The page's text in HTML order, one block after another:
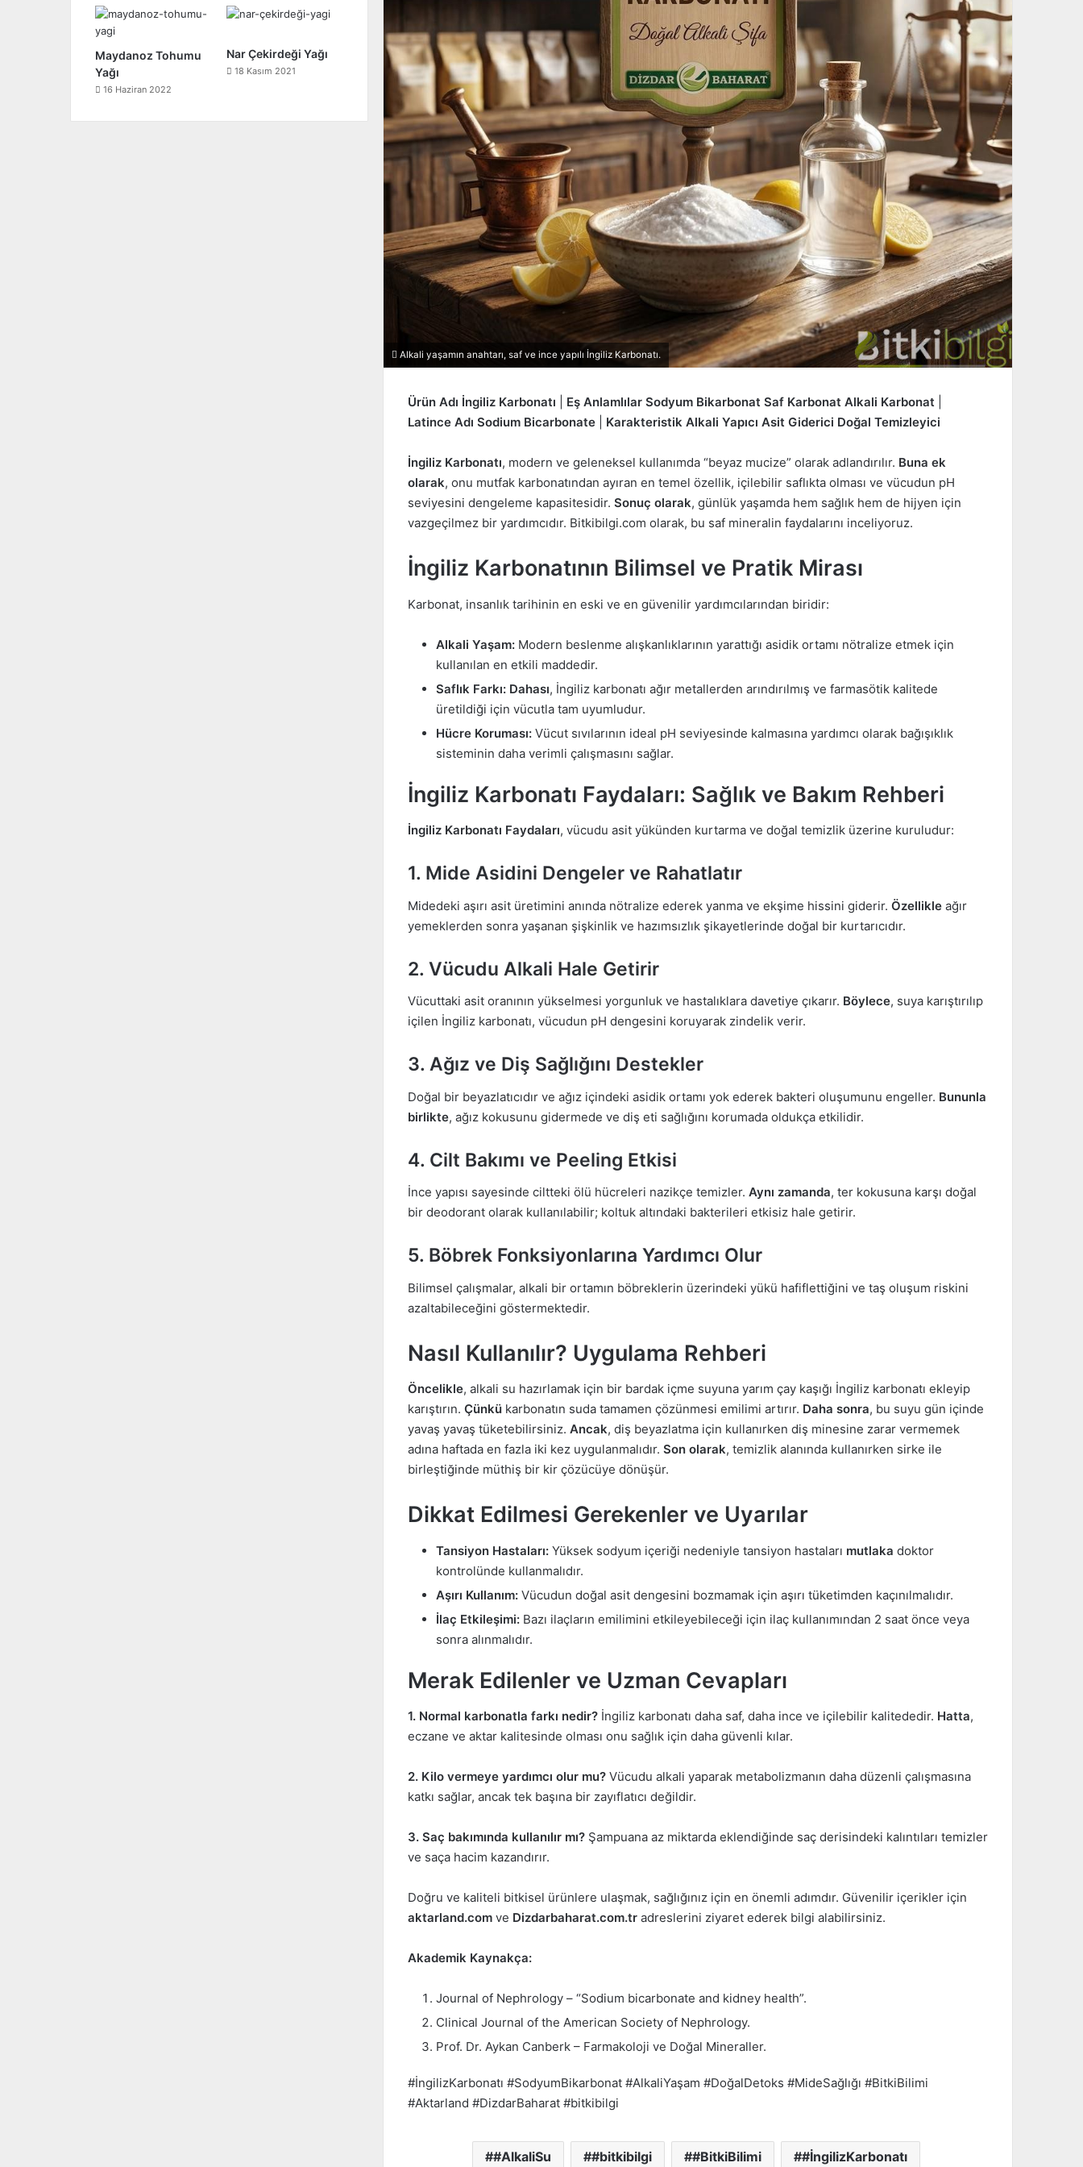
Alkali yaşamın anahtarı, saf ve ince yapılı İngiliz Karbonatı.
Ürün Adı İngiliz Karbonatı Eş Anlamlılar Sodyum Bikarbonat Saf Karbonat Alkali Karbonat
Latince Adı Sodium Bicarbonate Karakteristik Alkali Yapıcı Asit Giderici Doğal Temizleyici
İngiliz Karbonatı, modern ve geleneksel kullanımda “beyaz mucize” olarak adlandırılır. Buna ek
olarak, onu mutfak karbonatından ayıran en temel özellik, içilebilir saflıkta olması ve vücudun pH
seviyesini dengeleme kapasitesidir. Sonuç olarak, günlük yaşamda hem sağlık hem de hijyen için
vazgeçilmez bir yardımcıdır. Bitkibilgi.com olarak, bu saf mineralin faydalarını inceliyoruz.
İngiliz Karbonatının Bilimsel ve Pratik Mirası
Karbonat, insanlık tarihinin en eski ve en güvenilir yardımcılarından biridir:
Alkali Yaşam: Modern beslenme alışkanlıklarının yarattığı asidik ortamı nötralize etmek için
kullanılan en etkili maddedir.
Saflık Farkı: Dahası, İngiliz karbonatı ağır metallerden arındırılmış ve farmasötik kalitede
üretildiği için vücutla tam uyumludur.
Hücre Koruması: Vücut sıvılarının ideal pH seviyesinde kalmasına yardımcı olarak bağışıklık
sisteminin daha verimli çalışmasını sağlar.
İngiliz Karbonatı Faydaları: Sağlık ve Bakım Rehberi
İngiliz Karbonatı Faydaları, vücudu asit yükünden kurtarma ve doğal temizlik üzerine kuruludur:
1. Mide Asidini Dengeler ve Rahatlatır
Midedeki aşırı asit üretimini anında nötralize ederek yanma ve ekşime hissini giderir. Özellikle ağır
yemeklerden sonra yaşanan şişkinlik ve hazımsızlık şikayetlerinde doğal bir kurtarıcıdır.
2. Vücudu Alkali Hale Getirir
Vücuttaki asit oranının yükselmesi yorgunluk ve hastalıklara davetiye çıkarır. Böylece, suya karıştırılıp
içilen İngiliz karbonatı, vücudun pH dengesini koruyarak zindelik verir.
3. Ağız ve Diş Sağlığını Destekler
Doğal bir beyazlatıcıdır ve ağız içindeki asidik ortamı yok ederek bakteri oluşumunu engeller. Bununla
birlikte, ağız kokusunu gidermede ve diş eti sağlığını korumada oldukça etkilidir.
4. Cilt Bakımı ve Peeling Etkisi
İnce yapısı sayesinde ciltteki ölü hücreleri nazikçe temizler. Aynı zamanda, ter kokusuna karşı doğal
bir deodorant olarak kullanılabilir; koltuk altındaki bakterileri etkisiz hale getirir.
5. Böbrek Fonksiyonlarına Yardımcı Olur
Bilimsel çalışmalar, alkali bir ortamın böbreklerin üzerindeki yükü hafiflettiğini ve taş oluşum riskini
azaltabileceğini göstermektedir.
Nasıl Kullanılır? Uygulama Rehberi
Öncelikle, alkali su hazırlamak için bir bardak içme suyuna yarım çay kaşığı İngiliz karbonatı ekleyip
karıştırın. Çünkü karbonatın suda tamamen çözünmesi emilimi artırır. Daha sonra, bu suyu gün içinde
yavaş yavaş tüketebilirsiniz. Ancak, diş beyazlatma için kullanırken diş minesine zarar vermemek
adına haftada en fazla iki kez uygulanmalıdır. Son olarak, temizlik alanında kullanırken sirke ile
birleştiğinde müthiş bir kir çözücüye dönüşür.
Dikkat Edilmesi Gerekenler ve Uyarılar
Tansiyon Hastaları: Yüksek sodyum içeriği nedeniyle tansiyon hastaları mutlaka doktor
kontrolünde kullanmalıdır.
Aşırı Kullanım: Vücudun doğal asit dengesini bozmamak için aşırı tüketimden kaçınılmalıdır.
İlaç Etkileşimi: Bazı ilaçların emilimini etkileyebileceği için ilaç kullanımından 2 saat önce veya
sonra alınmalıdır.
Merak Edilenler ve Uzman Cevapları
1. Normal karbonatla farkı nedir? İngiliz karbonatı daha saf, daha ince ve içilebilir kalitededir. Hatta,
eczane ve aktar kalitesinde olması onu sağlık için daha güvenli kılar.
2. Kilo vermeye yardımcı olur mu? Vücudu alkali yaparak metabolizmanın daha düzenli çalışmasına
katkı sağlar, ancak tek başına bir zayıflatıcı değildir.
3. Saç bakımında kullanılır mı? Şampuana az miktarda eklendiğinde saç derisindeki kalıntıları temizler
ve saça hacim kazandırır.
Doğru ve kaliteli bitkisel ürünlere ulaşmak, sağlığınız için en önemli adımdır. Güvenilir içerikler için
aktarland.com ve Dizdarbaharat.com.tr adreslerini ziyaret ederek bilgi alabilirsiniz.
Akademik Kaynakça:
Journal of Nephrology – “Sodium bicarbonate and kidney health”.
Clinical Journal of the American Society of Nephrology.
Prof. Dr. Aykan Canberk – Farmakoloji ve Doğal Mineraller.
#İngilizKarbonatı #SodyumBikarbonat #AlkaliYaşam #DoğalDetoks #MideSağlığı #BitkiBilimi
#Aktarland #DizdarBaharat #bitkibilgi
#AlkaliSu #bitkibilgi #BitkiBilimi #İngilizKarbonatı
Maydanoz Tohumu
Yağı
16 Haziran 2022
Nar Çekirdeği Yağı
18 Kasım 2021